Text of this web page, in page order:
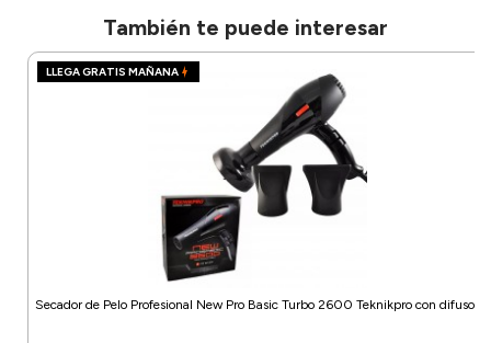
También te puede interesar
LLEGA GRATIS MAÑANA
Secador de Pelo Profesional New Pro Basic Turbo 2600 Teknikpro con difusor